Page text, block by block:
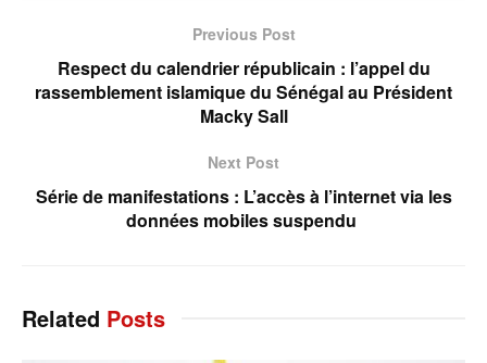
Previous Post
Respect du calendrier républicain : l’appel du
rassemblement islamique du Sénégal au Président
Macky Sall
Next Post
Série de manifestations : L’accès à l’internet via les
données mobiles suspendu
Related Posts